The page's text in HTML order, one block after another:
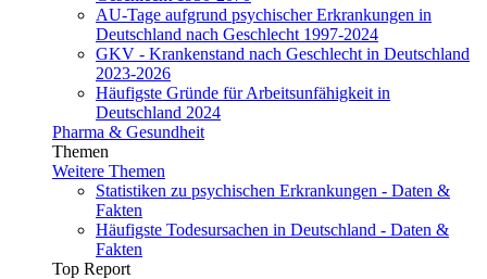
AU-Tage aufgrund psychischer Erkrankungen in
Deutschland nach Geschlecht 1997-2024
GKV - Krankenstand nach Geschlecht in Deutschland
2023-2026
Häufigste Gründe für Arbeitsunfähigkeit in
Deutschland 2024
Pharma & Gesundheit
Themen
Weitere Themen
Statistiken zu psychischen Erkrankungen - Daten &
Fakten
Häufigste Todesursachen in Deutschland - Daten &
Fakten
Top Report